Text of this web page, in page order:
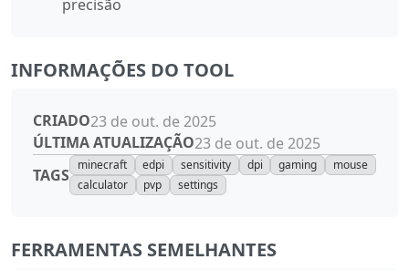
precisão
INFORMAÇÕES DO TOOL
CRIADO23 de out. de 2025
ÚLTIMA ATUALIZAÇÃO23 de out. de 2025
TAGS
minecraft edpi sensitivity dpi gaming
mouse
calculator
pvp settings
FERRAMENTAS SEMELHANTES